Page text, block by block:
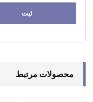
محصولات مرتبط